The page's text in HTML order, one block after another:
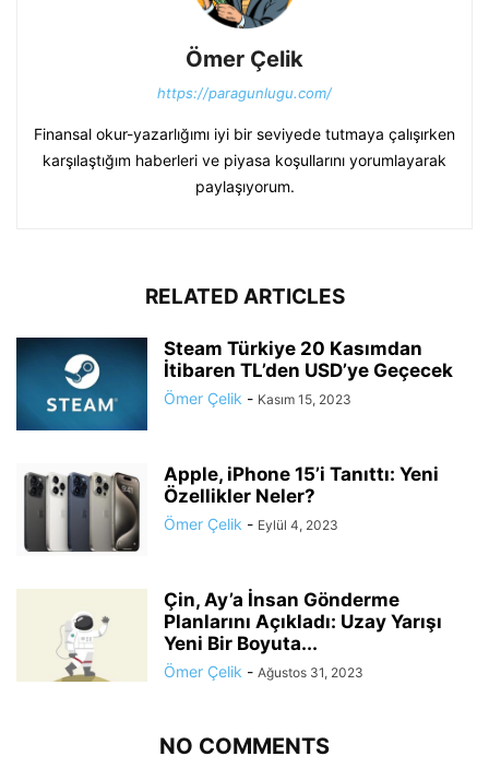
Ömer Çelik
https://paragunlugu.com/
Finansal okur-yazarlığımı iyi bir seviyede tutmaya çalışırken
karşılaştığım haberleri ve piyasa koşullarını yorumlayarak
paylaşıyorum.
RELATED ARTICLES
Steam Türkiye 20 Kasımdan
İtibaren TL’den USD’ye Geçecek
Ömer Çelik - Kasım 15, 2023
Apple, iPhone 15’i Tanıttı: Yeni
Özellikler Neler?
Ömer Çelik - Eylül 4, 2023
Çin, Ay’a İnsan Gönderme
Planlarını Açıkladı: Uzay Yarışı
Yeni Bir Boyuta...
Ömer Çelik - Ağustos 31, 2023
NO COMMENTS